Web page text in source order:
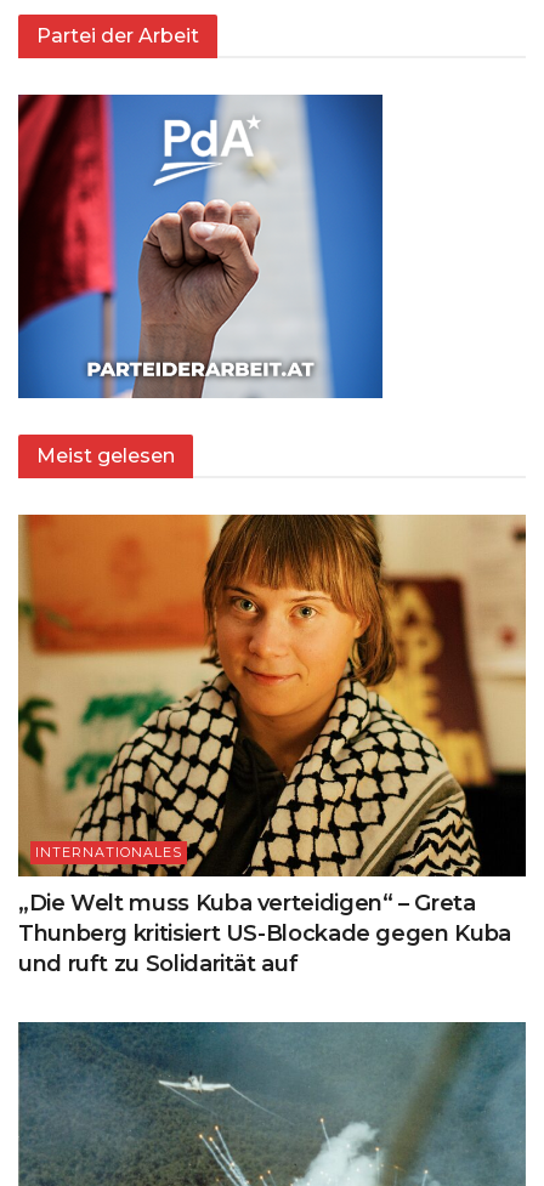
Partei der Arbeit
Meist gelesen
INTERNATIONALES
„Die Welt muss Kuba verteidigen“ – Greta
Thunberg kritisiert US-Blockade gegen Kuba
und ruft zu Solidarität auf